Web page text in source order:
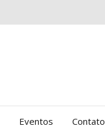
Eventos Contato